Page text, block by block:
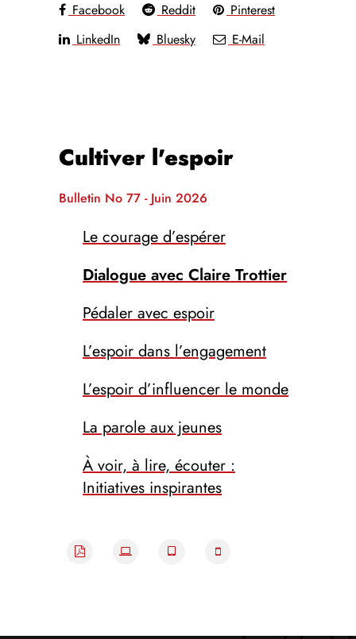
Facebook Reddit
Pinterest
LinkedIn
Bluesky E-Mail
Cultiver l'espoir
Bulletin No 77 - Juin 2026
Le courage d’espérer
Dialogue avec Claire Trottier
Pédaler avec espoir
L’espoir dans l’engagement
L’espoir d’influencer le monde
La parole aux jeunes
À voir, à lire, écouter :
Initiatives inspirantes